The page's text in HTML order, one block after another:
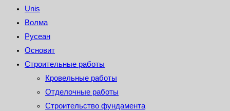
Unis
Волма
Русеан
Основит
Строительные работы
Кровельные работы
Отделочные работы
Строительство фундамента